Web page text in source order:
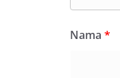
Nama *